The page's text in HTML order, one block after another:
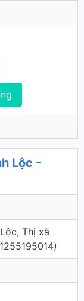
Lộc -
Thị xã